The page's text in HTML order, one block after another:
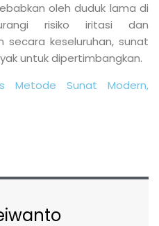
oleh duduk lama di
risiko iritasi dan
secara keseluruhan, sunat
untuk dipertimbangkan.
Metode Sunat Modern,